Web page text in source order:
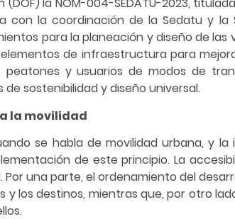
la NOM-004-SEDATU-2023,
con la coordinación de la Sedatu y la
para la planeación y diseño de las
de infraestructura para
y usuarios de modos de
sostenibilidad y diseño universal.
la movilidad
se habla de movilidad urbana, y
de este principio. La
una parte, el ordenamiento del
los destinos, mientras que, por otro